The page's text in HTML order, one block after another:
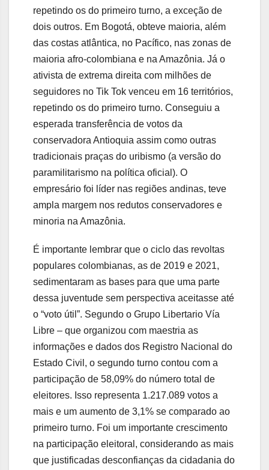
repetindo os do primeiro turno, a exceção de
dois outros. Em Bogotá, obteve maioria, além
das costas atlântica, no Pacífico, nas zonas de
maioria afro-colombiana e na Amazônia. Já o
ativista de extrema direita com milhões de
seguidores no Tik Tok venceu em 16 territórios,
repetindo os do primeiro turno. Conseguiu a
esperada transferência de votos da
conservadora Antioquia assim como outras
tradicionais praças do uribismo (a versão do
paramilitarismo na política oficial). O
empresário foi líder nas regiões andinas, teve
ampla margem nos redutos conservadores e
minoria na Amazônia.
É importante lembrar que o ciclo das revoltas
populares colombianas, as de 2019 e 2021,
sedimentaram as bases para que uma parte
dessa juventude sem perspectiva aceitasse até
o “voto útil”. Segundo o Grupo Libertario Vía
Libre – que organizou com maestria as
informações e dados dos Registro Nacional do
Estado Civil, o segundo turno contou com a
participação de 58,09% do número total de
eleitores. Isso representa 1.217.089 votos a
mais e um aumento de 3,1% se comparado ao
primeiro turno. Foi um importante crescimento
na participação eleitoral, considerando as mais
que justificadas desconfianças da cidadania do